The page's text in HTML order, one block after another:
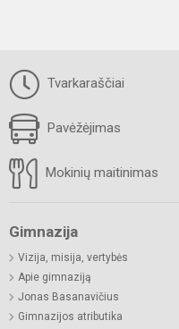
Tvarkaraščiai
Pavėžėjimas
Mokinių maitinimas
Gimnazija
Vizija, misija, vertybės
Apie gimnaziją
Jonas Basanavičius
Gimnazijos atributika